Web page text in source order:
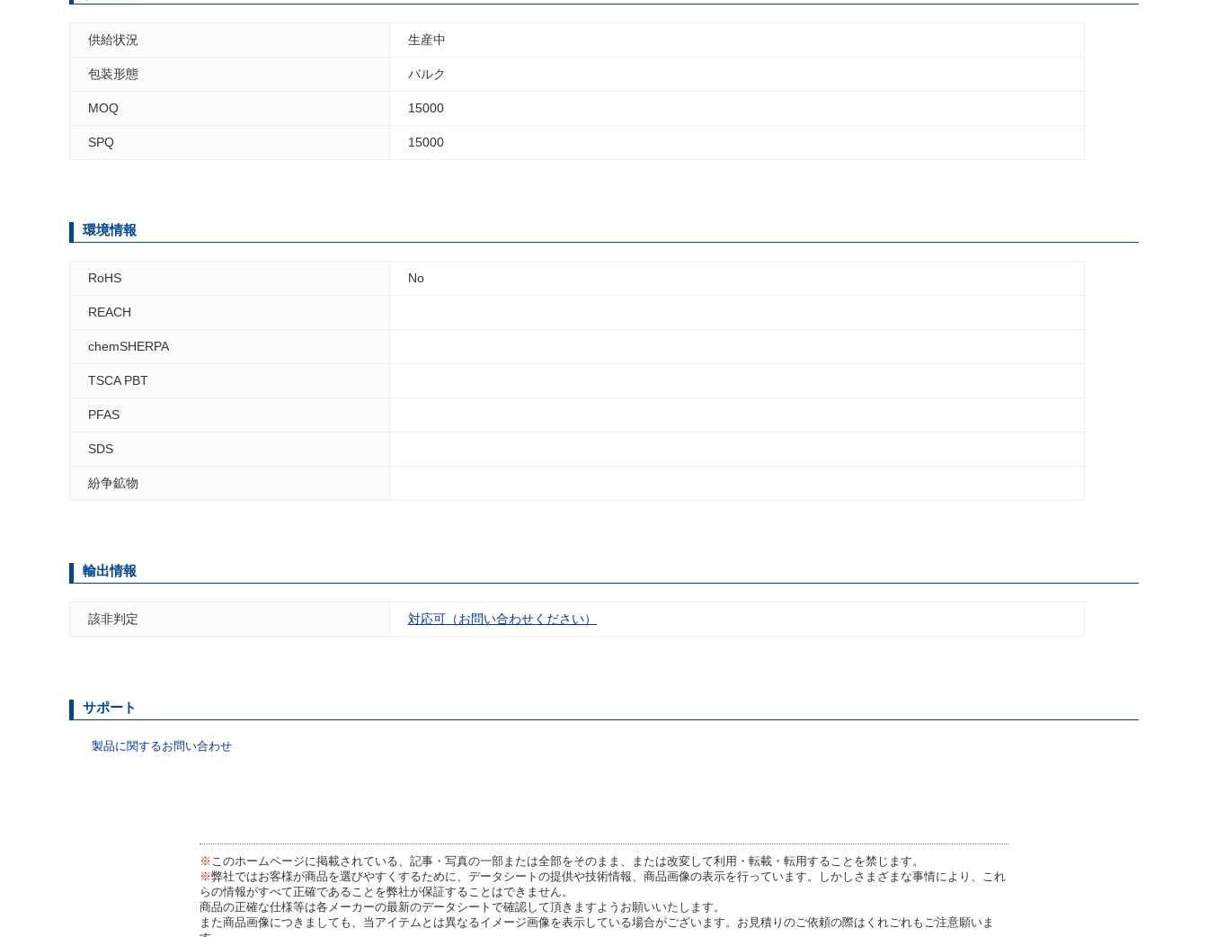
供給状況 生産中
包装形態 バルク
MOQ 15000
SPQ 15000
環境情報
RoHS No
REACH
chemSHERPA
TSCA PBT
PFAS
SDS
紛争鉱物
輸出情報
該非判定 対応可（お問い合わせください）
サポート
製品に関するお問い合わせ
※ このホームページに掲載されている、記事・写真の一部または全部をそのまま、または改変して利用・転載・転用することを禁じます。
※弊社ではお客様が商品を選びやすくするために、データシートの提供や技術情報、商品画像の表示を行っています。しかしさまざまな事情により、これ
らの情報がすべて正確であることを弊社が保証することはできません。
商品の正確な仕様等は各メーカーの最新のデータシートで確認して頂きますようお願いいたします。
また商品画像につきましても、当アイテムとは異なるイメージ画像を表示している場合がございます。お見積りのご依頼の際はくれごれもご注意願いま